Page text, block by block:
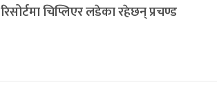
रिसोर्टमा चिप्लिएर लडेका रहेछन् प्रचण्ड